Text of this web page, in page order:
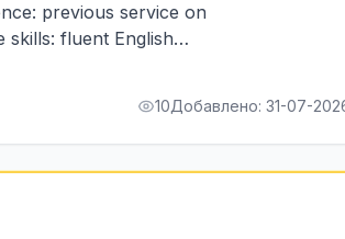
previous service on
skills: fluent English
10Добавлено: 31-07-